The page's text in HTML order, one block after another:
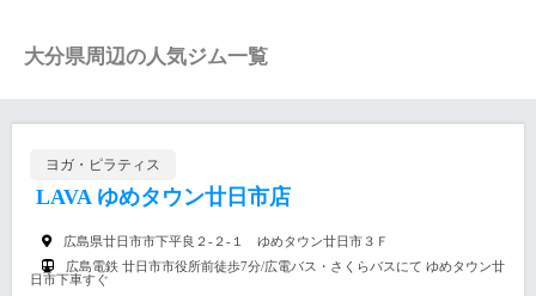
大分県周辺の人気ジム一覧
ヨガ・ピラティス
LAVA ゆめタウン廿日市店
広島県廿日市市下平良２-２-１ ゆめタウン廿日市３Ｆ
広島電鉄 廿日市市役所前徒歩7分/広電バス・さくらバスにて ゆめタウン廿
日市下車すぐ